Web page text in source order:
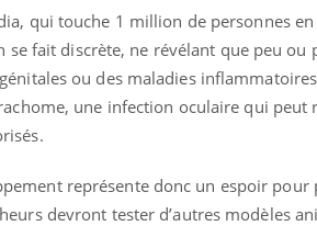
qui touche 1 million de personnes
se fait discrète, ne révélant que peu
ou des maladies
une infection oculaire qui peut
représente donc un espoir
devront tester d’autres modèles